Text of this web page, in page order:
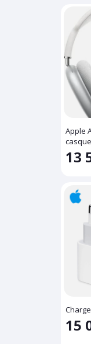
Apple
13
15